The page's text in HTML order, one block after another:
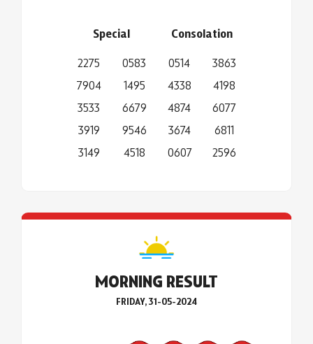
Special
2275
7904
3533
3919
3149
0583
1495
6679
9546
4518
Consolation
0514
4338
4874
3674
0607
3863
4198
6077
6811
2596
MORNING RESULT
FRIDAY, 31-05-2024